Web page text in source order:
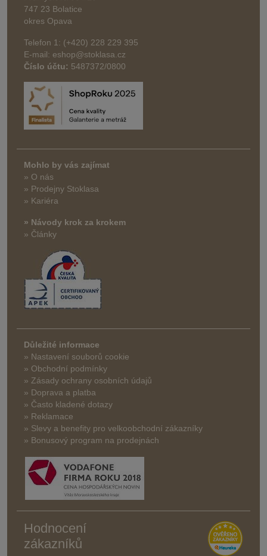
747 23 Bolatice
okres Opava
Telefon 1: (+420) 228 229 395
E-mail: eshop@stoklasa.cz
Číslo účtu: 5487372/0800
Mohlo by vás zajímat
» O nás
» Prodejny Stoklasa
» Kariéra
» Návody krok za krokem
» Články
Důležité informace
» Nastavení souborů cookie
» Obchodní podmínky
» Zásady ochrany osobních údajů
» Doprava a platba
» Často kladené dotazy
» Reklamace
» Slevy a benefity pro velkoobchodní zákazníky
» Bonusový program na prodejnách
Hodnocení
zákazníků